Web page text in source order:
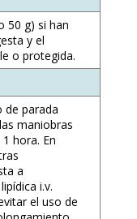
50 g) si han
y el
o protegida.
de parada
maniobras
hora. En
a
i.v.
el uso de